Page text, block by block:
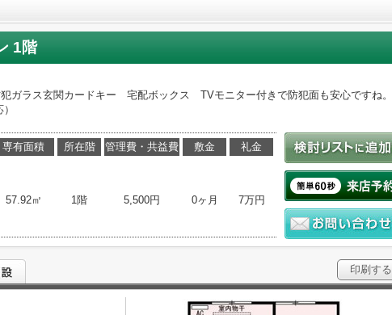
1階
ガラス玄関カードキー 宅配ボックス TVモニター付きで防犯面も安心ですね。
専有面積
57.92㎡
所在階
1階
管理費・共益費
5,500円
敷金
0ヶ月
礼金
7万円
印刷する